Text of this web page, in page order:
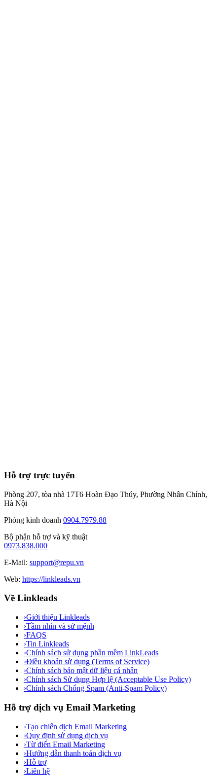
Hỗ trợ trực tuyến
Phòng 207, tòa nhà 17T6 Hoàn Đạo Thúy, Phường Nhân Chính,
Hà Nội
Phòng kinh doanh 0904.7979.88
Bộ phận hỗ trợ và kỹ thuật
0973.838.000
E-Mail: support@repu.vn
Web: https://linkleads.vn
Về Linkleads
›Giới thiệu Linkleads
›Tầm nhìn và sứ mệnh
›FAQS
›Tin Linkleads
›Chính sách sử dụng phần mềm LinkLeads
›Điều khoản sử dụng (Terms of Service)
›Chính sách bảo mật dữ liệu cá nhân
›Chính sách Sử dụng Hợp lệ (Acceptable Use Policy)
›Chính sách Chống Spam (Anti-Spam Policy)
Hỗ trợ dịch vụ Email Marketing
›Tạo chiến dịch Email Marketing
›Quy định sử dụng dịch vụ
›Từ điển Email Marketing
›Hướng dẫn thanh toán dịch vụ
›Hỗ trợ
›Liên hệ